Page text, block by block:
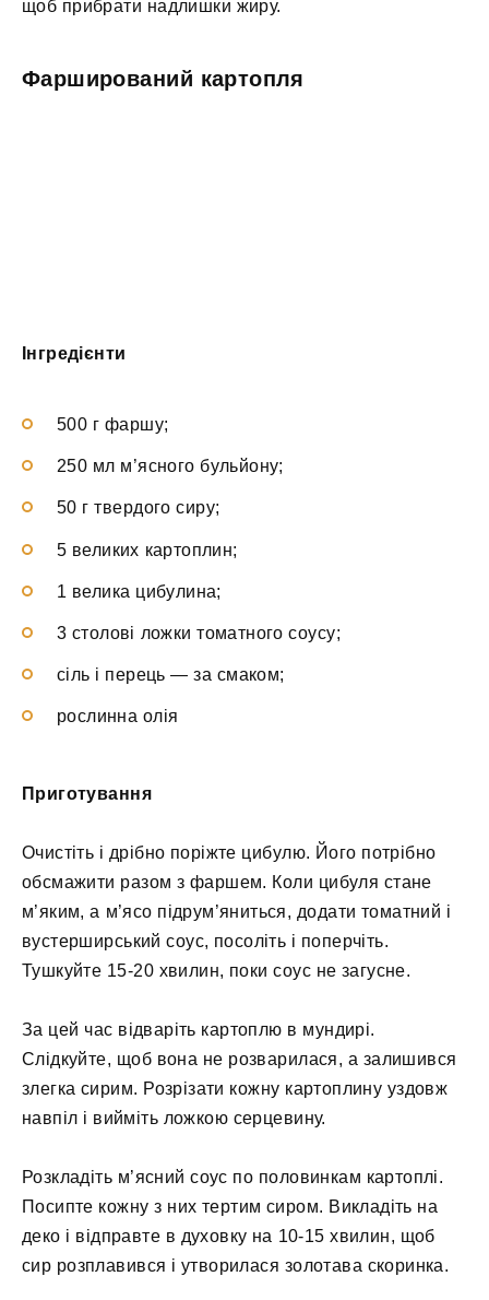
щоб прибрати надлишки жиру.
Фарширований картопля
Інгредієнти
500 г фаршу;
250 мл м’ясного бульйону;
50 г твердого сиру;
5 великих картоплин;
1 велика цибулина;
3 столові ложки томатного соусу;
сіль і перець — за смаком;
рослинна олія
Приготування
Очистіть і дрібно поріжте цибулю. Його потрібно
обсмажити разом з фаршем. Коли цибуля стане
м’яким, а м’ясо підрум’яниться, додати томатний і
вустерширський соус, посоліть і поперчіть.
Тушкуйте 15-20 хвилин, поки соус не загусне.
За цей час відваріть картоплю в мундирі.
Слідкуйте, щоб вона не розварилася, а залишився
злегка сирим. Розрізати кожну картоплину уздовж
навпіл і вийміть ложкою серцевину.
Розкладіть м’ясний соус по половинкам картоплі.
Посипте кожну з них тертим сиром. Викладіть на
деко і відправте в духовку на 10-15 хвилин, щоб
сир розплавився і утворилася золотава скоринка.